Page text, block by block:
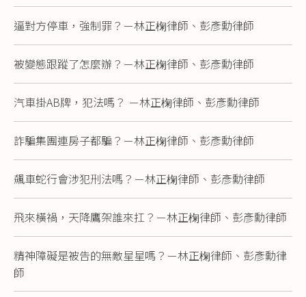
逼對方停車，強制罪？－林正椈律師、彭彥勳律師
被變態跟蹤了怎麼辦？－林正椈律師、彭彥勳律師
汽車掛AB牌，犯法嗎？ －林正椈律師、彭彥勳律師
詐騙集團連房子都騙？－林正椈律師、彭彥勳律師
飆車蛇行會涉犯刑法嗎？－林正椈律師、彭彥勳律師
飛來橫禍，天降鷹架誰來扛？－林正椈律師、彭彥勳律師
精神障礙是被告的無敵星星嗎？－林正椈律師、彭彥勳律
師